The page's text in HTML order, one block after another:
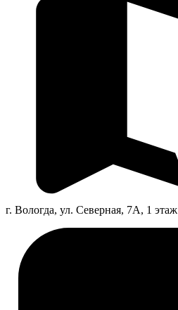
г. Вологда, ул. Северная, 7А, 1 этаж